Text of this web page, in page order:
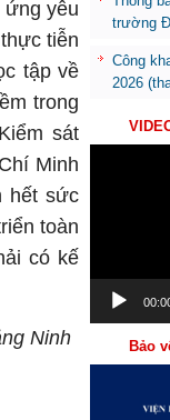
ứng yêu
tiễn
tập về
trong
sát
Minh
hết sức
toàn
có kế
Ninh
trường
Công
2026
Bảo